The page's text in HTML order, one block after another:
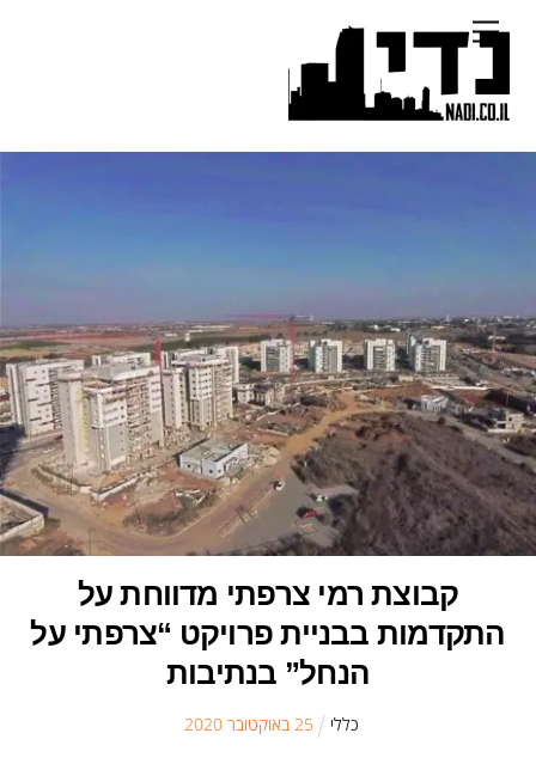
content
Menu
קבוצת רמי צרפתי מדווחת על
התקדמות בבניית פרויקט “צרפתי על
הנחל” בנתיבות
כללי 25 באוקטובר 2020